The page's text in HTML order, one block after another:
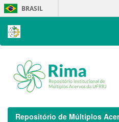
Skip
navigation
BRASIL
Repositório de Múltiplos